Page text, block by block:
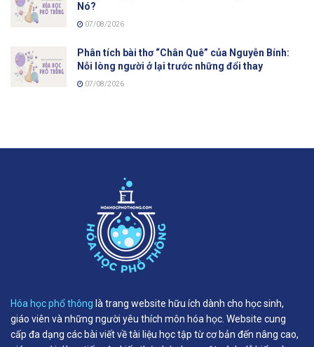
Nó?
07/08/2026
Phân tích bài thơ “Chân Quê” của Nguyễn Bính:
Nỗi lòng người ở lại trước những đổi thay
07/08/2026
Hóa học phổ thông là trang website hữu ích dành cho học sinh,
giáo viên và những người yêu thích môn hóa học. Website cung
cấp đa dạng các bài viết về tài liệu học tập từ cơ bản đến nâng cao,